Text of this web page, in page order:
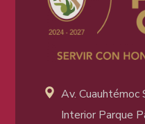
Av. Cuauhtémoc
Interior Parque